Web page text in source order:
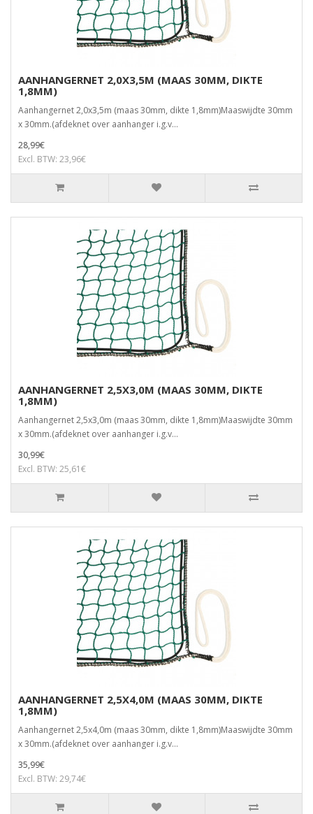
AANHANGERNET 2,0X3,5M (MAAS 30MM, DIKTE
1,8MM)
Aanhangernet 2,0x3,5m (maas 30mm, dikte 1,8mm)Maaswijdte 30mm
x 30mm.(afdeknet over aanhanger i.g.v...
28,99€
Excl. BTW: 23,96€
AANHANGERNET 2,5X3,0M (MAAS 30MM, DIKTE
1,8MM)
Aanhangernet 2,5x3,0m (maas 30mm, dikte 1,8mm)Maaswijdte 30mm
x 30mm.(afdeknet over aanhanger i.g.v...
30,99€
Excl. BTW: 25,61€
AANHANGERNET 2,5X4,0M (MAAS 30MM, DIKTE
1,8MM)
Aanhangernet 2,5x4,0m (maas 30mm, dikte 1,8mm)Maaswijdte 30mm
x 30mm.(afdeknet over aanhanger i.g.v...
35,99€
Excl. BTW: 29,74€